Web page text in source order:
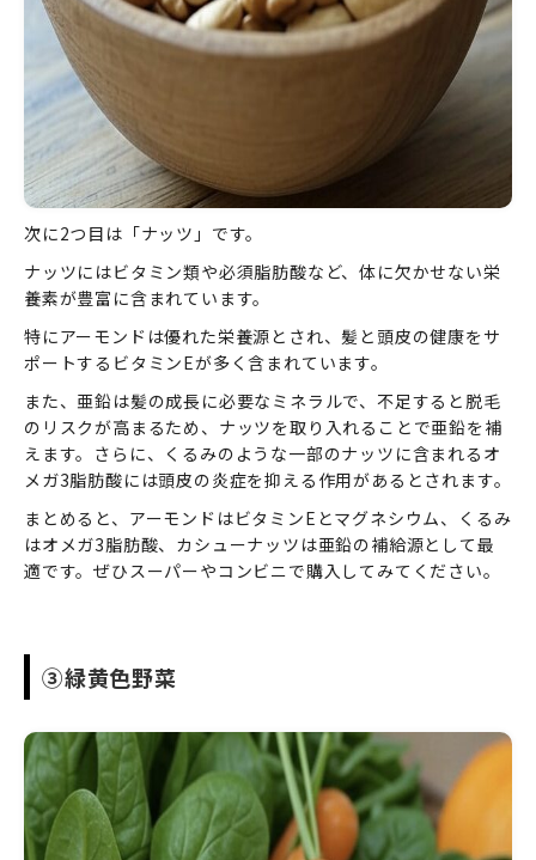
次に2つ目は「ナッツ」です。
ナッツにはビタミン類や必須脂肪酸など、体に欠かせない栄
養素が豊富に含まれています。
特にアーモンドは優れた栄養源とされ、髪と頭皮の健康をサ
ポートするビタミンEが多く含まれています。
また、亜鉛は髪の成長に必要なミネラルで、不足すると脱毛
のリスクが高まるため、ナッツを取り入れることで亜鉛を補
えます。さらに、くるみのような一部のナッツに含まれるオ
メガ3脂肪酸には頭皮の炎症を抑える作用があるとされます。
まとめると、アーモンドはビタミンEとマグネシウム、くるみ
はオメガ3脂肪酸、カシューナッツは亜鉛の補給源として最
適です。ぜひスーパーやコンビニで購入してみてください。
③緑黄色野菜